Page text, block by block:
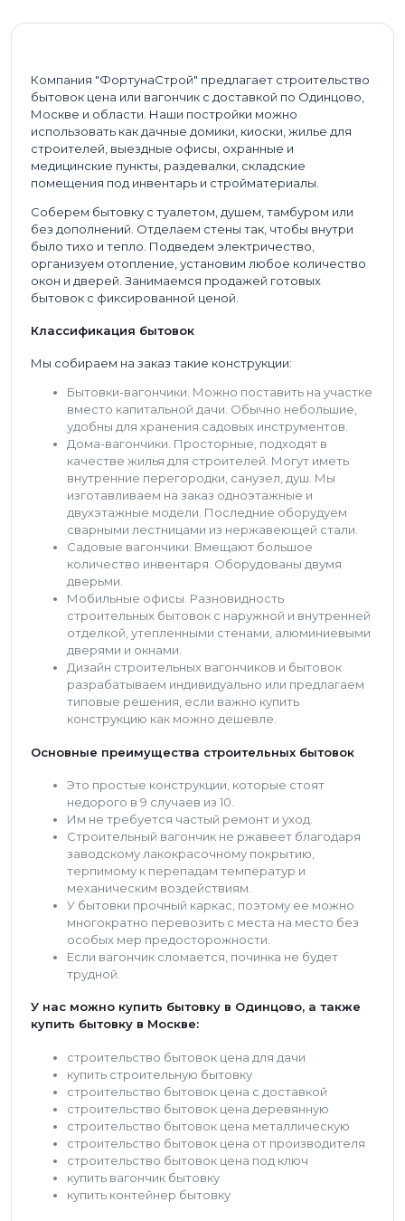
Компания "ФортунаСтрой" предлагает строительство
бытовок цена или вагончик с доставкой по Одинцово,
Москве и области. Наши постройки можно
использовать как дачные домики, киоски, жилье для
строителей, выездные офисы, охранные и
медицинские пункты, раздевалки, складские
помещения под инвентарь и стройматериалы.
Соберем бытовку с туалетом, душем, тамбуром или
без дополнений. Отделаем стены так, чтобы внутри
было тихо и тепло. Подведем электричество,
организуем отопление, установим любое количество
окон и дверей. Занимаемся продажей готовых
бытовок с фиксированной ценой.
Классификация бытовок
Мы собираем на заказ такие конструкции:
Бытовки-вагончики. Можно поставить на участке
вместо капитальной дачи. Обычно небольшие,
удобны для хранения садовых инструментов.
Дома-вагончики. Просторные, подходят в
качестве жилья для строителей. Могут иметь
внутренние перегородки, санузел, душ. Мы
изготавливаем на заказ одноэтажные и
двухэтажные модели. Последние оборудуем
сварными лестницами из нержавеющей стали.
Садовые вагончики. Вмещают большое
количество инвентаря. Оборудованы двумя
дверьми.
Мобильные офисы. Разновидность
строительных бытовок с наружной и внутренней
отделкой, утепленными стенами, алюминиевыми
дверями и окнами.
Дизайн строительных вагончиков и бытовок
разрабатываем индивидуально или предлагаем
типовые решения, если важно купить
конструкцию как можно дешевле.
Основные преимущества строительных бытовок
Это простые конструкции, которые стоят
недорого в 9 случаев из 10.
Им не требуется частый ремонт и уход.
Строительный вагончик не ржавеет благодаря
заводскому лакокрасочному покрытию,
терпимому к перепадам температур и
механическим воздействиям.
У бытовки прочный каркас, поэтому ее можно
многократно перевозить с места на место без
особых мер предосторожности.
Если вагончик сломается, починка не будет
трудной.
У нас можно купить бытовку в Одинцово, а также
купить бытовку в Москве:
строительство бытовок цена для дачи
купить строительную бытовку
строительство бытовок цена с доставкой
строительство бытовок цена деревянную
строительство бытовок цена металлическую
строительство бытовок цена от производителя
строительство бытовок цена под ключ
купить вагончик бытовку
купить контейнер бытовку